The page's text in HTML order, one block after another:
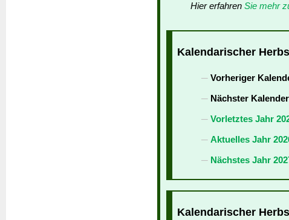
Hier erfahren Sie mehr
Kalendarischer
Vorheriger
Nächster
Vorletztes Jahr
Aktuelles Jahr
Nächstes Jahr
Kalendarischer